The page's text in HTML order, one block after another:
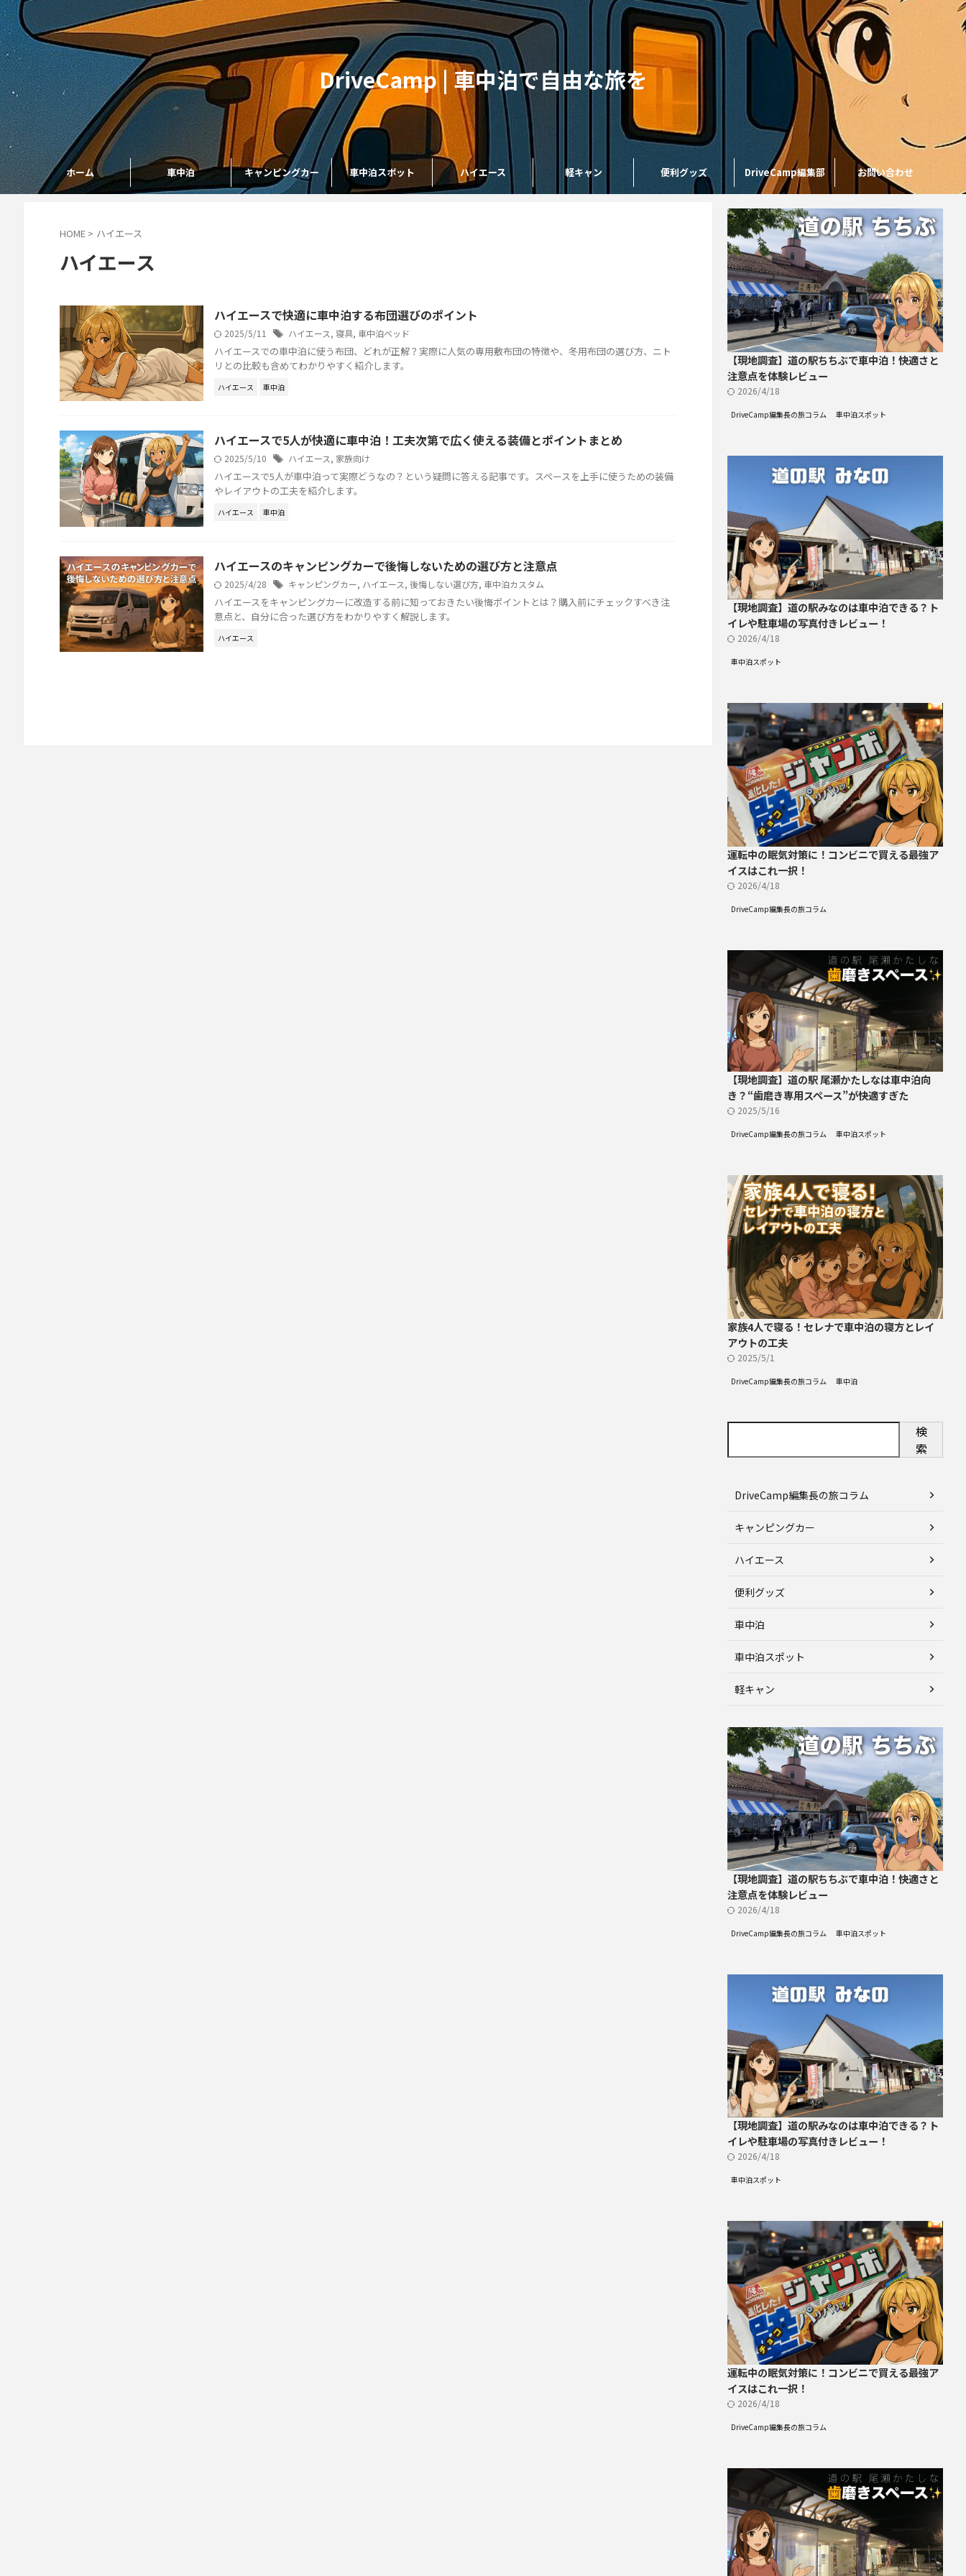
DriveCamp | 車中泊で自由な旅を
ホーム 車中泊 キャンピングカー 車中泊スポット ハイエース 軽キャン 便利グッズ DriveCamp編集部 お問い合わせ
HOME > ハイエース
ハイエース
ハイエースで快適に車中泊する布団選びのポイント
2025/5/11 ハイエース, 寝具, 車中泊ベッド
ハイエースでの車中泊に使う布団、どれが正解？実際に人気の専用敷布団の特徴や、冬用布団の選び方、ニト
リとの比較も含めてわかりやすく紹介します。
ハイエース 車中泊
ハイエースで5人が快適に車中泊！工夫次第で広く使える装備とポイントまとめ
2025/5/10 ハイエース, 家族向け
ハイエースで5人が車中泊って実際どうなの？という疑問に答える記事です。スペースを上手に使うための装備
やレイアウトの工夫を紹介します。
ハイエース 車中泊
ハイエースのキャンピングカーで後悔しないための選び方と注意点
2025/4/28 キャンピングカー, ハイエース, 後悔しない選び方, 車中泊カスタム
ハイエースをキャンピングカーに改造する前に知っておきたい後悔ポイントとは？購入前にチェックすべき注
意点と、自分に合った選び方をわかりやすく解説します。
ハイエース
【現地調査】道の駅ちちぶで車中泊！快適さと
注意点を体験レビュー
2026/4/18
DriveCamp編集長の旅コラム 車中泊スポット
【現地調査】道の駅みなのは車中泊できる？ト
イレや駐車場の写真付きレビュー！
2026/4/18
車中泊スポット
運転中の眠気対策に！コンビニで買える最強ア
イスはこれ一択！
2026/4/18
DriveCamp編集長の旅コラム
【現地調査】道の駅 尾瀬かたしなは車中泊向
き？“歯磨き専用スペース”が快適すぎた
2025/5/16
DriveCamp編集長の旅コラム 車中泊スポット
家族4人で寝る！セレナで車中泊の寝方とレイ
アウトの工夫
2025/5/1
DriveCamp編集長の旅コラム 車中泊
検
索
DriveCamp編集長の旅コラム
キャンピングカー
ハイエース
便利グッズ
車中泊
車中泊スポット
軽キャン
【現地調査】道の駅ちちぶで車中泊！快適さと
注意点を体験レビュー
2026/4/18
DriveCamp編集長の旅コラム 車中泊スポット
【現地調査】道の駅みなのは車中泊できる？ト
イレや駐車場の写真付きレビュー！
2026/4/18
車中泊スポット
運転中の眠気対策に！コンビニで買える最強ア
イスはこれ一択！
2026/4/18
DriveCamp編集長の旅コラム